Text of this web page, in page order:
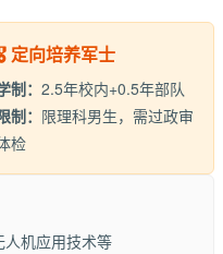
定向培养军士
制： 2.5年校内+0.5年部队
制： 限理科男生，需过政审
检
机应用技术等